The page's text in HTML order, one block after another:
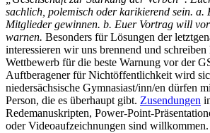
sachlich, polemisch oder karikierend sein. a.
Mitglieder gewinnen. b. Euer Vortrag will
warnen. Besonders für Lösungen der
interessieren wir uns brennend und
Wettbewerb für die beste Warnung vor der
Auftberagener für Nichtöffentlichkeit wird
niedersächsische Gymnasiast/inn/en dürfen
Person, die es überhaupt gibt. Zusendungen
Redemanuskripten, Power-Point-
oder Videoaufzeichnungen sind willkommen.